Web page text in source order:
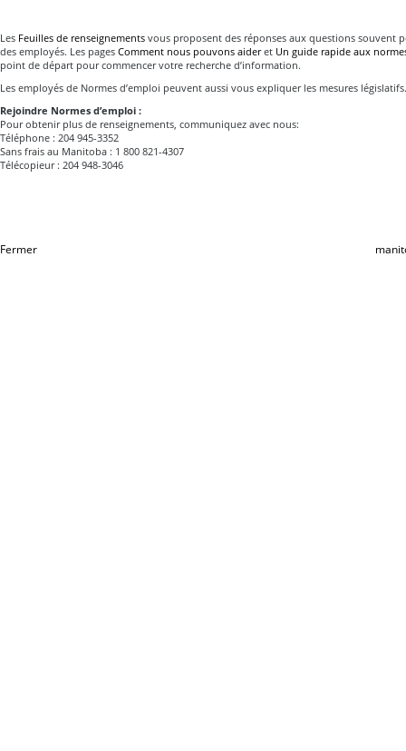
Les Feuilles de renseignements vous proposent des réponses aux questions souvent
des employés. Les pages Comment nous pouvons aideret Un guide rapide aux
point de départ pour commencer votre recherche d’information.
Les employés de Normes d’emploi peuvent aussi vous expliquer les mesures
Rejoindre Normes d’emploi :
Pour obtenir plus de renseignements, communiquez avec nous:
Téléphone : 204 945-3352
Sans frais au Manitoba : 1 800 821-4307
Télécopieur : 204 948-3046
Fermer